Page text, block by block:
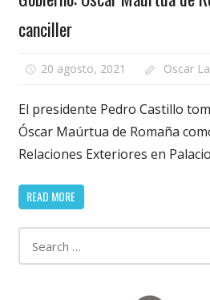
canciller
20 agosto, 2021 Oscar
El presidente Pedro Castillo
Óscar Maúrtua de Romaña
Relaciones Exteriores en
READ MORE